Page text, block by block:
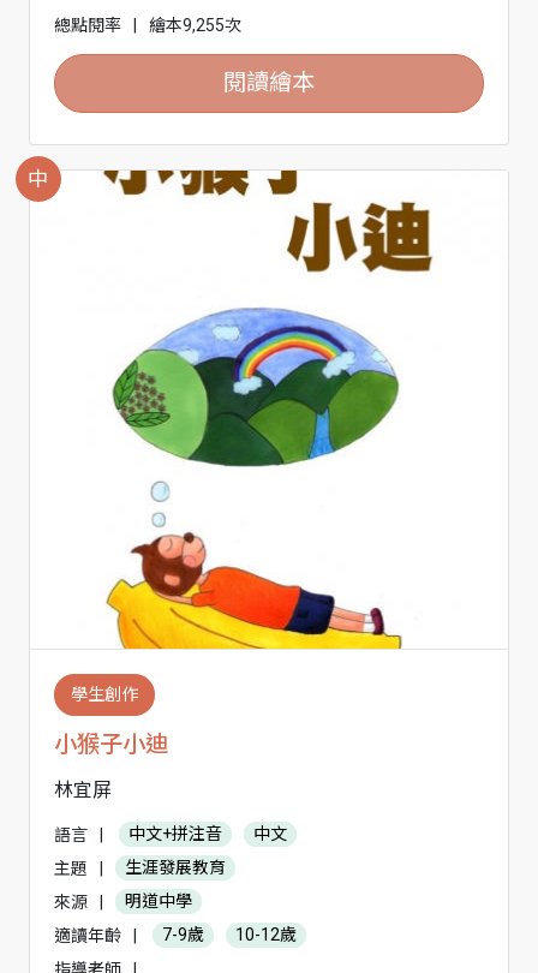
總點閱率
| 繪本9,255次
閱讀繪本
中
學生創作
小猴子小迪
林宜屏
語言 中文+拼注音
中文
主題
生涯發展教育
來源
明道中學
適讀年齡
7-9歲
10-12歲
指導老師